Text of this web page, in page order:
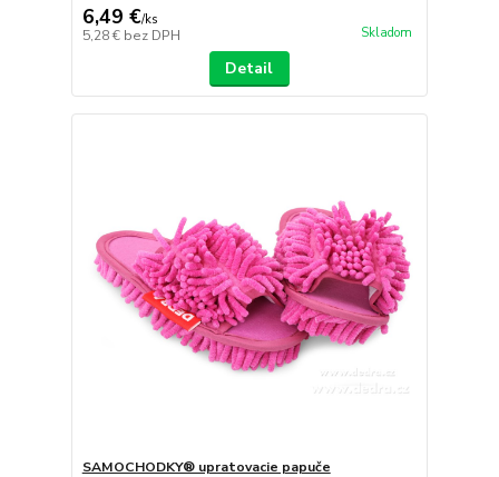
6,49 €/ks
5,28 € bez DPH Skladom
Detail
SAMOCHODKY® upratovacie papuče